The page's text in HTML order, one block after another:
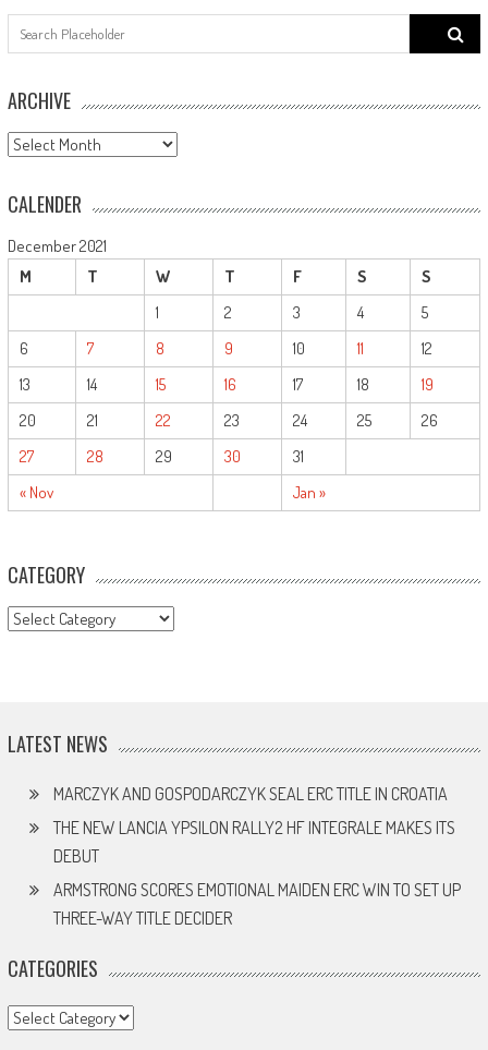
Search
for:
ARCHIVE
ARCHIVE
CALENDER
December 2021
M
T W T F S S
« Nov Jan »
1 2 3 4
5
6
7 8 9 10 11
12
13
14 15 16 17 18
19
20
21 22 23 24 25
26
27
28 29 30 31
CATEGORY
CATEGORY
LATEST NEWS
MARCZYK AND GOSPODARCZYK SEAL ERC TITLE IN CROATIA
THE NEW LANCIA YPSILON RALLY2 HF INTEGRALE MAKES ITS
DEBUT
ARMSTRONG SCORES EMOTIONAL MAIDEN ERC WIN TO SET UP
THREE-WAY TITLE DECIDER
CATEGORIES
Categories